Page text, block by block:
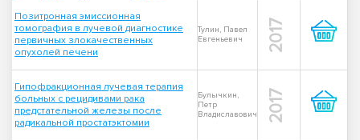
Позитронная эмиссионная
томография в лучевой диагностике
первичных злокачественных
опухолей печени
Тулин, Павел
Евгеньевич
2017
Гипофракционная лучевая терапия
больных с рецидивами рака
предстательной железы после
радикальной простатэктомии
Булычкин,
Петр
Владиславович
2017